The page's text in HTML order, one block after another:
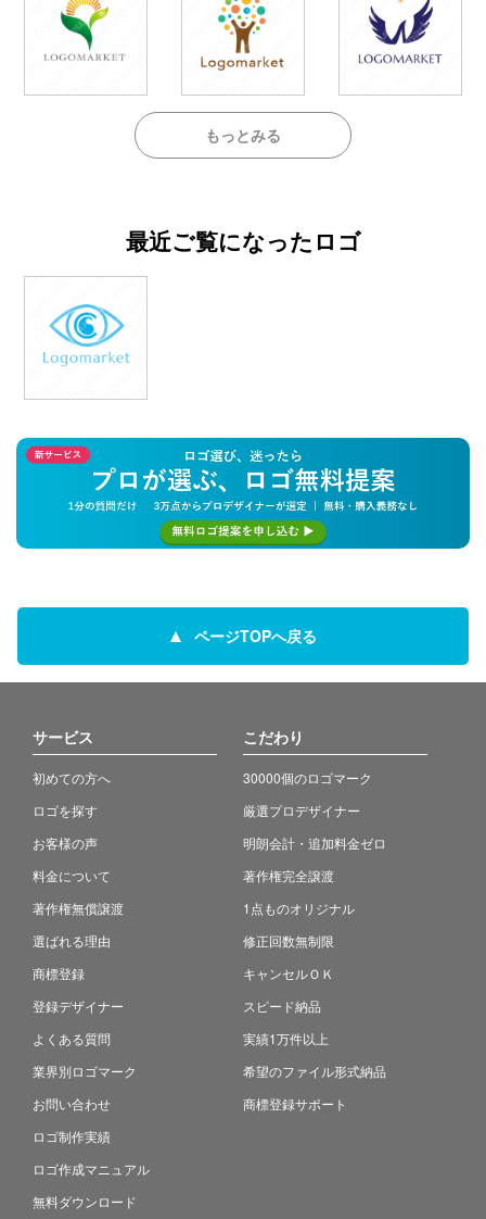
もっとみる
最近ご覧になったロゴ
ページTOPへ戻る
サービス
初めての方へ
ロゴを探す
お客様の声
料金について
著作権無償譲渡
選ばれる理由
商標登録
登録デザイナー
よくある質問
業界別ロゴマーク
お問い合わせ
ロゴ制作実績
ロゴ作成マニュアル
無料ダウンロード
こだわり
30000個のロゴマーク
厳選プロデザイナー
明朗会計・追加料金ゼロ
著作権完全譲渡
1点ものオリジナル
修正回数無制限
キャンセルＯＫ
スピード納品
実績1万件以上
希望のファイル形式納品
商標登録サポート